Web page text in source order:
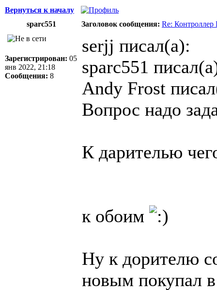
Вернуться к началу
sparc551
Заголовок сообщения: Re:
Зарегистрирован: 05
янв 2022, 21:18
Сообщения: 8
serjj писал(а):
sparc551
Andy Frost
Вопрос надо
К дарителью
к обоим
Ну к дорителю
новым покупал